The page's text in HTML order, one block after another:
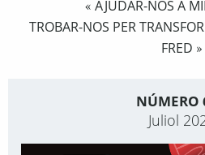
« AJUDAR-NOS A
TROBAR-NOS PER
FRED »
NÚMERO
Juliol